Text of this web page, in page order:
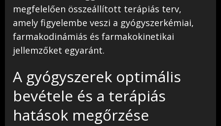
megfelelően összeállított terápiás terv,
amely figyelembe veszi a gyógyszerkémiai,
farmakodinámiás és farmakokinetikai
jellemzőket egyaránt.
A gyógyszerek optimális
bevétele és a terápiás
hatások megőrzése